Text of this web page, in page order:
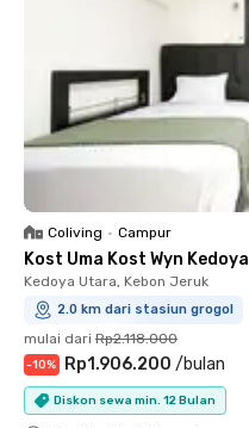
Coliving • Campur
Kost Uma Kost Wyn Kedoya
Kedoya Utara, Kebon Jeruk
2.0 km dari stasiun grogol
mulai dari Rp2.118.000
-10% Rp1.906.200 /bulan
Diskon sewa min. 12 Bulan